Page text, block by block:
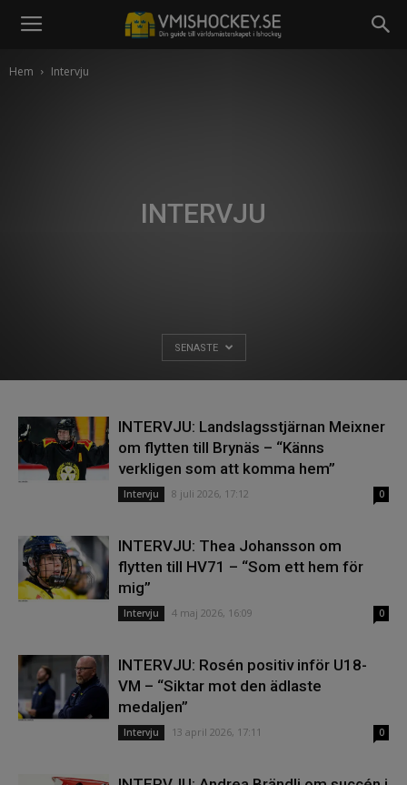
Hem Intervju
INTERVJU
SENASTE
INTERVJU: Landslagsstjärnan Meixner
om flytten till Brynäs – “Känns
verkligen som att komma hem”
Intervju 8 juli 2026, 17:12 0
INTERVJU: Thea Johansson om
flytten till HV71 – “Som ett hem för
mig”
Intervju 4 maj 2026, 16:09 0
INTERVJU: Rosén positiv inför U18-
VM – “Siktar mot den ädlaste
medaljen”
Intervju 13 april 2026, 17:11 0